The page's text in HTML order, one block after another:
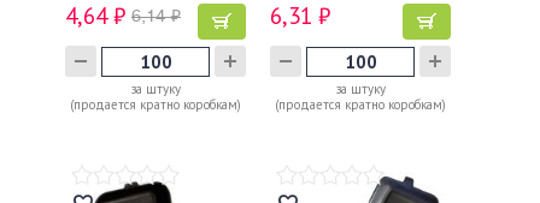
4,64 ₽ 6,14 ₽
за штуку
(продается кратно коробкам)
6,31 ₽
за штуку
(продается кратно коробкам)